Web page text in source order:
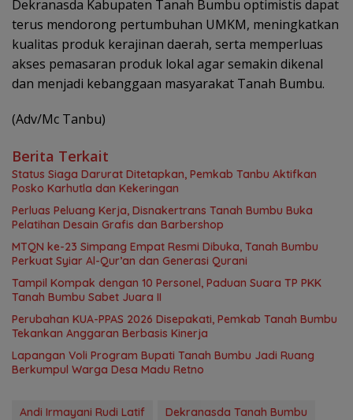
Dekranasda Kabupaten Tanah Bumbu optimistis dapat
terus mendorong pertumbuhan UMKM, meningkatkan
kualitas produk kerajinan daerah, serta memperluas
akses pemasaran produk lokal agar semakin dikenal
dan menjadi kebanggaan masyarakat Tanah Bumbu.
(Adv/Mc Tanbu)
Berita Terkait
Status Siaga Darurat Ditetapkan, Pemkab Tanbu Aktifkan
Posko Karhutla dan Kekeringan
Perluas Peluang Kerja, Disnakertrans Tanah Bumbu Buka
Pelatihan Desain Grafis dan Barbershop
MTQN ke-23 Simpang Empat Resmi Dibuka, Tanah Bumbu
Perkuat Syiar Al-Qur’an dan Generasi Qurani
Tampil Kompak dengan 10 Personel, Paduan Suara TP PKK
Tanah Bumbu Sabet Juara II
Perubahan KUA-PPAS 2026 Disepakati, Pemkab Tanah Bumbu
Tekankan Anggaran Berbasis Kinerja
Lapangan Voli Program Bupati Tanah Bumbu Jadi Ruang
Berkumpul Warga Desa Madu Retno
Andi Irmayani Rudi Latif
Dekranasda Tanah Bumbu